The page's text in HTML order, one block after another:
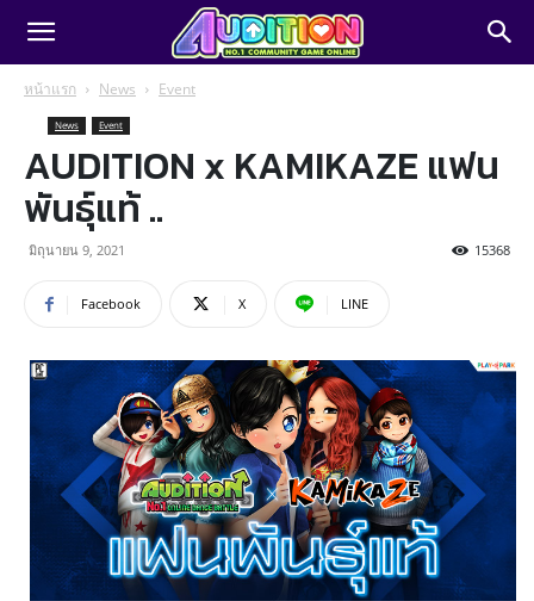
หน้าแรก News Event
News Event
AUDITION x KAMIKAZE แฟน
พันธุ์แท้ ..
มิถุนายน 9, 2021 15368
Facebook X LINE